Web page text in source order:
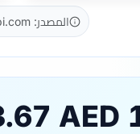
المصدر: open.er-api.com · آخر تحديث UTC: 2026-08-06 07:48
1 USD